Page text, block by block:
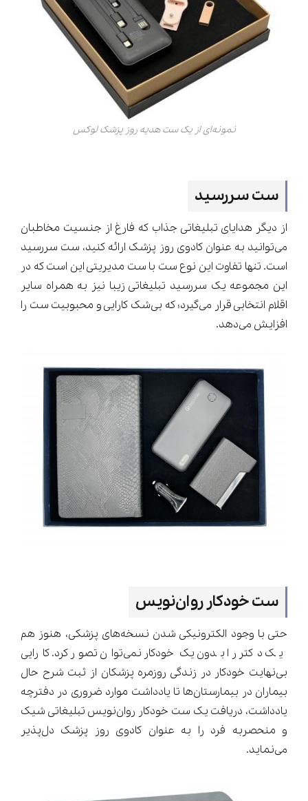
نمونه‌ای از یک ست هدیه روز پزشک لوکس
ست سررسید
از دیگر هدایای تبلیغاتی جذاب که فارغ از جنسیت مخاطبان
می‌توانید به عنوان کادوی روز پزشک ارائه کنید، ست سررسید
است. تنها تفاوت این نوع ست با ست مدیریتی این است که در
این مجموعه یک سررسید تبلیغاتی زیبا نیز به همراه سایر
اقلام انتخابی قرار می‌گیرد؛ که بی‌شک کارایی و محبوبیت ست را
افزایش می‌دهد.
ست خودکار روان‌نویس
حتی با وجود الکترونیکی شدن نسخه‌های پزشکی، هنوز هم
یک دکتر را بدون یک خودکار نمی‌توان تصور کرد. کارایی
بی‌نهایت خودکار در زندگی روزمره پزشکان از ثبت شرح حال
بیماران در بیمارستان‌ها تا یادداشت موارد ضروری در دفترچه
یادداشت، دریافت یک ست خودکار روان‌نویس تبلیغاتی شیک
و منحصربه فرد را به عنوان کادوی روز پزشک دل‌پذیر
می‌نماید.